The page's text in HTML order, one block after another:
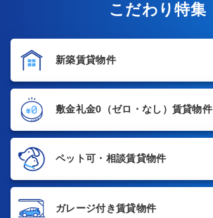
こだわり特集
新築賃貸物件
敷金礼金0 （ゼロ・なし）賃貸物件
ペット可・相談賃貸物件
ガレージ付き賃貸物件